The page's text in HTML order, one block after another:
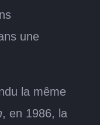
une
la même
, en 1986, la